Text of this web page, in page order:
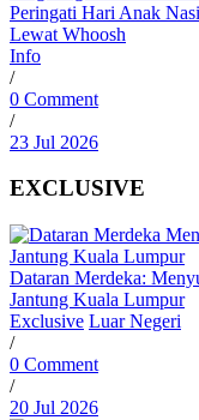
Peringati Hari Anak
Lewat Whoosh
Info
/
0 Comment
/
23 Jul 2026
EXCLUSIVE
Dataran Merdeka:
Jantung Kuala Lumpur
Exclusive Luar Negeri
/
0 Comment
/
20 Jul 2026